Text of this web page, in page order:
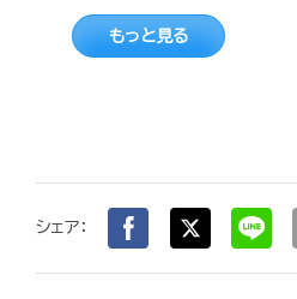
もっと見る
シェア：